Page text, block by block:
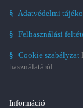
§ Adatvédelmi
§ Felhasználási
§ Cookie szabályzat
használatáról
Információ